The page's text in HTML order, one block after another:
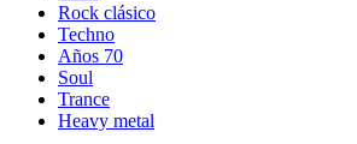
Rock clásico
Techno
Años 70
Soul
Trance
Heavy metal